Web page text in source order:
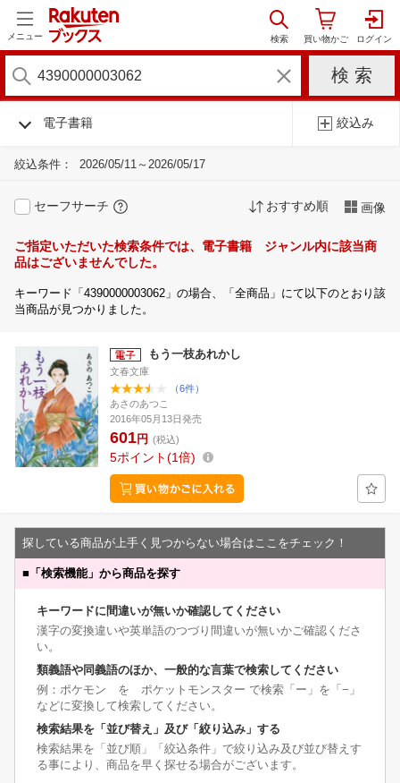
メニュー
電子書籍 絞込み
絞込条件： 2026/05/11～2026/05/17
セーフサーチ おすすめ順 画像
ご指定いただいた検索条件では、電子書籍 ジャンル内に該当商
品はございませんでした。
キーワード「4390000003062」の場合、「全商品」にて以下のとおり該
当商品が見つかりました。
もう一枝あれかし
文春文庫
（6件）
あさのあつこ
2016年05月13日発売
601円 (税込)
5ポイント 1倍
探している商品が上手く見つからない場合はここをチェック！
■ 「検索機能」から商品を探す
キーワードに間違いが無いか確認してください
漢字の変換違いや英単語のつづり間違いが無いかご確認くださ
い。
類義語や同義語のほか、一般的な言葉で検索してください
例：ポケモン を ポケットモンスター で検索「ー」を「−」
などに変換して検索してください。
検索結果を「並び替え」及び「絞り込み」する
検索結果を「並び順」「絞込条件」で絞り込み及び並び替えす
る事により、商品を早く探せる場合がございます。